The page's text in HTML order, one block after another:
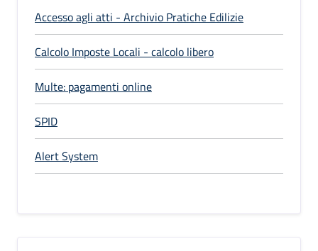
Accesso agli atti - Archivio Pratiche Edilizie
Calcolo Imposte Locali - calcolo libero
Multe: pagamenti online
SPID
Alert System